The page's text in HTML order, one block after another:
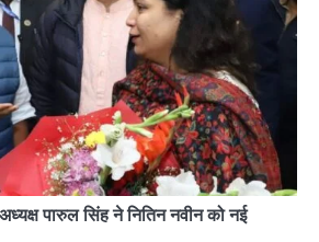
पारुल सिंह ने नितिन नवीन को नई